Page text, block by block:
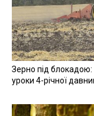
Зерно під
уроки 4-річної